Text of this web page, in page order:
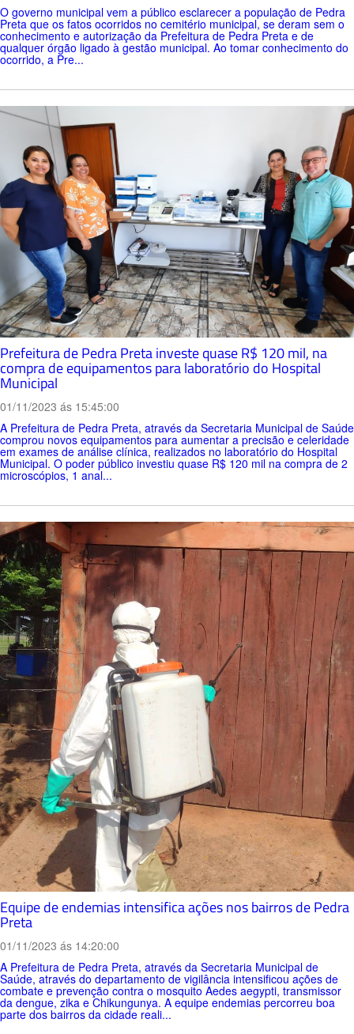
O governo municipal vem a público esclarecer a população de Pedra
Preta que os fatos ocorridos no cemitério municipal, se deram sem o
conhecimento e autorização da Prefeitura de Pedra Preta e de
qualquer órgão ligado à gestão municipal. Ao tomar conhecimento do
ocorrido, a Pre...
Prefeitura de Pedra Preta investe quase R$ 120 mil, na
compra de equipamentos para laboratório do Hospital
Municipal
01/11/2023 ás 15:45:00
A Prefeitura de Pedra Preta, através da Secretaria Municipal de Saúde
comprou novos equipamentos para aumentar a precisão e celeridade
em exames de análise clínica, realizados no laboratório do Hospital
Municipal. O poder público investiu quase R$ 120 mil na compra de 2
microscópios, 1 anal...
Equipe de endemias intensifica ações nos bairros de Pedra
Preta
01/11/2023 ás 14:20:00
A Prefeitura de Pedra Preta, através da Secretaria Municipal de
Saúde, através do departamento de vigilância intensificou ações de
combate e prevenção contra o mosquito Aedes aegypti, transmissor
da dengue, zika e Chikungunya. A equipe endemias percorreu boa
parte dos bairros da cidade reali...